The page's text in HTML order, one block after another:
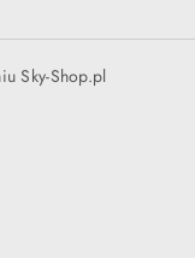
Sky-Shop.pl